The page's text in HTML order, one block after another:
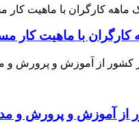
کارگران با ماهیت کار
از آموزش و پرورش و